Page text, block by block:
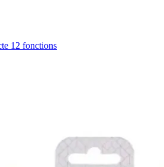
12 fonctions